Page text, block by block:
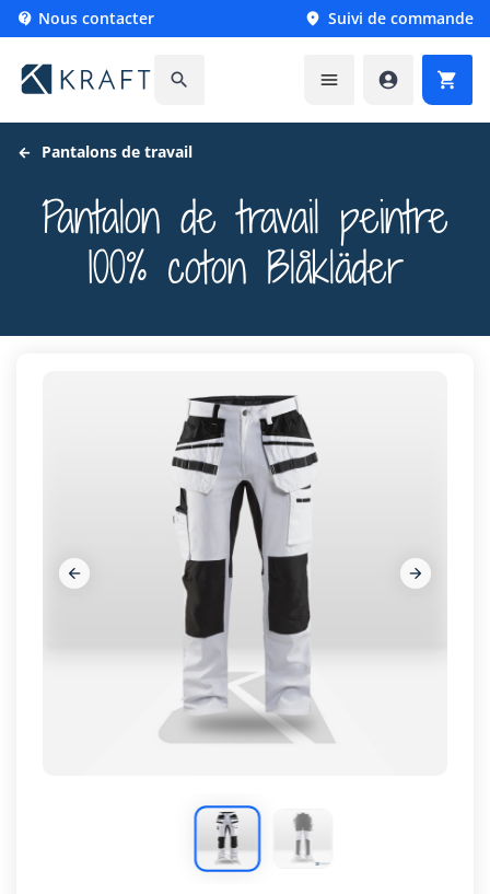
 Nous contacter  Suivi de commande
   
Pantalons de travail
Pantalon de travail peintre
100% coton Blåkläder
 
 